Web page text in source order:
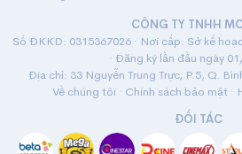
CÔNG TY TNHH
Số ĐKKD: 0315367026 · Nơi cấp: Sở kế
· Đăng ký lần đầu ngày
Địa chỉ: 33 Nguyễn Trung Trực, P.5, Q.
Về chúng tôi · Chính sách bảo mật ·
ĐỐI TÁC